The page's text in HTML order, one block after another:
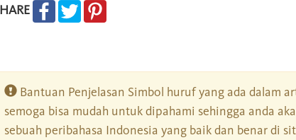
Bantuan Penjelasan Simbol huruf yang ada dalam
semoga bisa mudah untuk dipahami sehingga anda
sebuah peribahasa Indonesia yang baik dan benar di